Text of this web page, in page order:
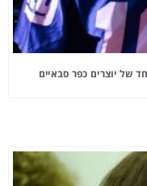
של יוצרים כפר סבאיים